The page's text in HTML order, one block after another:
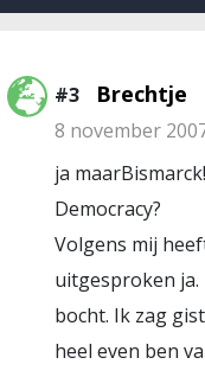
#3 Brechtje
8 november
ja
Democracy?
Volgens mij
uitgesproken
bocht. Ik zag
heel even ben